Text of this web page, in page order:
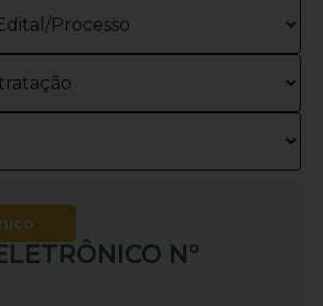
Nº